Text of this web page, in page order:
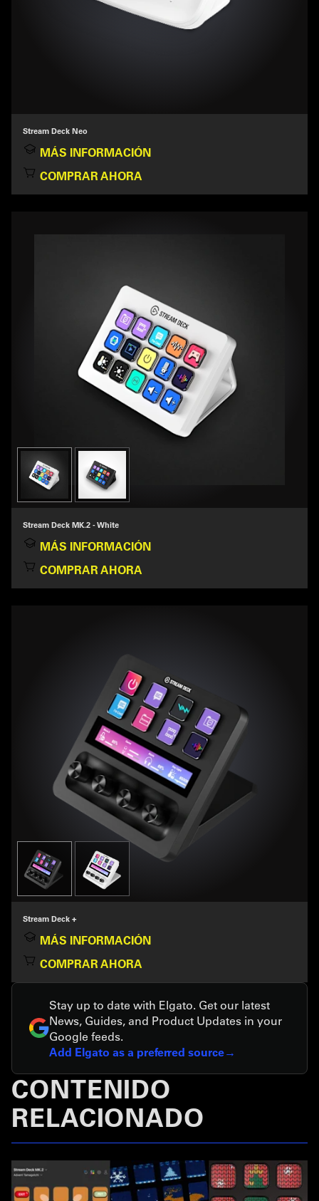
Stream Deck Neo
MÁS INFORMACIÓN
COMPRAR AHORA
Stream Deck MK.2 - White
MÁS INFORMACIÓN
COMPRAR AHORA
Stream Deck +
MÁS INFORMACIÓN
COMPRAR AHORA
Stay up to date with Elgato. Get our latest
News, Guides, and Product Updates in your
Google feeds.
Add Elgato as a preferred source
CONTENIDO
RELACIONADO